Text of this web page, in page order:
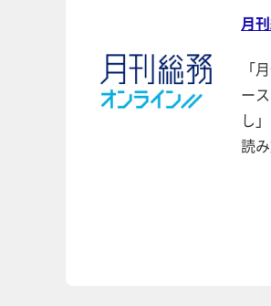
月
「
ー
し
読